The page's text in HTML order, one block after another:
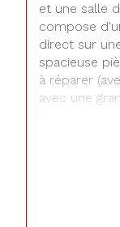
et une salle
compose
direct sur
spacieuse
à réparer
avec une